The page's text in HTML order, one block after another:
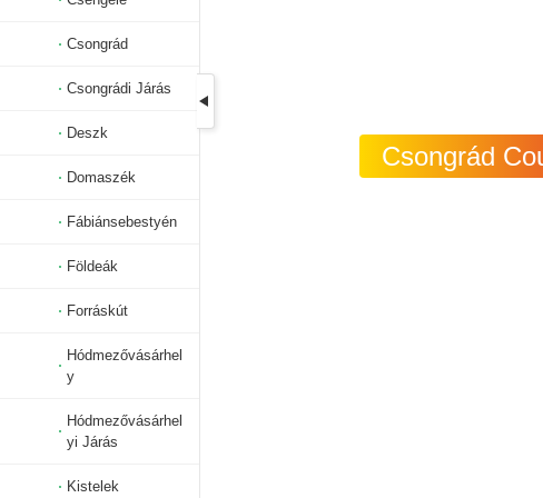
Csongrád
Csongrádi Járás
Deszk
Domaszék
Fábiánsebestyén
Földeák
Forráskút
Hódmezővásárhel
y
Hódmezővásárhel
yi Járás
Kistelek
Csongrád